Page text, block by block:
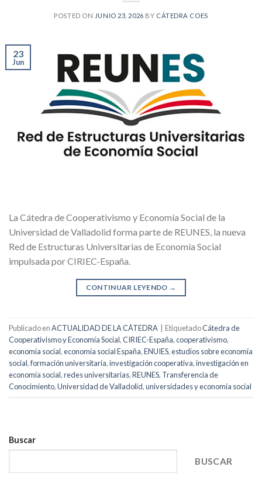
POSTED ON JUNIO 23, 2026 BY CÁTEDRA COES
23
Jun
La Cátedra de Cooperativismo y Economía Social de la
Universidad de Valladolid forma parte de REUNES, la nueva
Red de Estructuras Universitarias de Economía Social
impulsada por CIRIEC-España.
CONTINUAR LEYENDO →
Publicado enACTUALIDAD DE LA CÁTEDRA EtiquetadoCátedra de
Cooperativismo y Economía Social,CIRIEC-España,cooperativismo,
economía social,economía social España,ENUIES,estudios sobre economía
social,formación universitaria,investigación cooperativa,investigación en
economía social,redes universitarias,REUNES, Transferencia de
Conocimiento,Universidad de Valladolid,universidades y economía social
Buscar
BUSCAR